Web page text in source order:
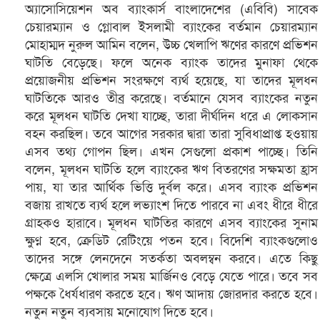
অ্যাসোসিয়েশন অব ব্যাংকার্স বাংলাদেশের (এবিবি) সাবেক
চেয়ারম্যান ও গ্লোবাল ইসলামী ব্যাংকের বর্তমান চেয়ারম্যান
মোহাম্মদ নুরুল আমিন বলেন, উচ্চ খেলাপি ঋণের কারণে প্রভিশন
ঘাটতি বেড়েছে। ফলে অনেক ব্যাংক তাদের মুনাফা থেকে
প্রয়োজনীয় প্রভিশন সংরক্ষণে ব্যর্থ হয়েছে, যা তাদের মূলধন
ঘাটতিকে আরও তীব্র করেছে। বর্তমানে যেসব ব্যাংকের নতুন
করে মূলধন ঘাটতি দেখা যাচ্ছে, তারা দীর্ঘদিন ধরে এ লোকসান
বহন করছিল। তবে আগের সরকার দ্বারা তারা সুবিধাপ্রাপ্ত হওয়ায়
এসব তথ্য গোপন ছিল। এখন সেগুলো প্রকাশ পাচ্ছে। তিনি
বলেন, মূলধন ঘাটতি হলে ব্যাংকের ঋণ বিতরণের সক্ষমতা হ্রাস
পায়, যা তার আর্থিক ভিত্তি দুর্বল করে। এসব ব্যাংক প্রভিশন
বজায় রাখতে ব্যর্থ হলে লভ্যাংশ দিতে পারবে না এবং ধীরে ধীরে
গ্রাহকও হারাবে। মূলধন ঘাটতির কারণে এসব ব্যাংকের সুনাম
ক্ষুণ্ন হবে, ক্রেডিট রেটিংয়ে পতন হবে। বিদেশি ব্যাংকগুলোও
তাদের সঙ্গে লেনদেনে সতর্কতা অবলম্বন করবে। এতে কিছু
ক্ষেত্রে এলসি খোলার সময় মার্জিনও বেড়ে যেতে পারে। তবে সব
পক্ষকে ধৈর্যধারণ করতে হবে। ঋণ আদায় জোরদার করতে হবে।
নতুন নতুন ব্যবসায় মনোযোগ দিতে হবে।